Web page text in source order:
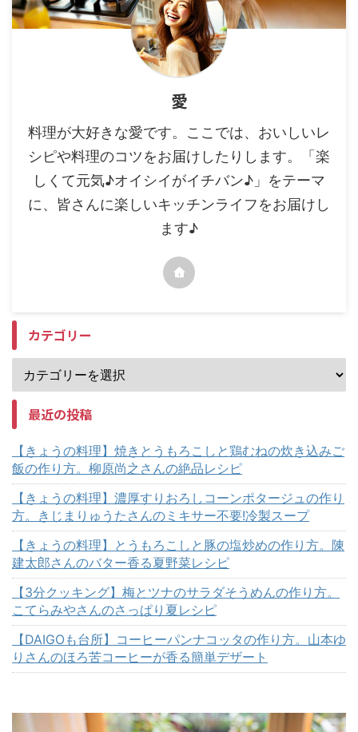
愛
料理が大好きな愛です。ここでは、おいしいレ
シピや料理のコツをお届けしたりします。「楽
しくて元気♪オイシイがイチバン♪」をテーマ
に、皆さんに楽しいキッチンライフをお届けし
ます♪
カテゴリー
最近の投稿
【きょうの料理】焼きとうもろこしと鶏むねの炊き込みご
飯の作り方。柳原尚之さんの絶品レシピ
【きょうの料理】濃厚すりおろしコーンポタージュの作り
方。きじまりゅうたさんのミキサー不要!冷製スープ
【きょうの料理】とうもろこしと豚の塩炒めの作り方。陳
建太郎さんのバター香る夏野菜レシピ
【3分クッキング】梅とツナのサラダそうめんの作り方。
こてらみやさんのさっぱり夏レシピ
【DAIGOも台所】コーヒーパンナコッタの作り方。山本ゆ
りさんのほろ苦コーヒーが香る簡単デザート